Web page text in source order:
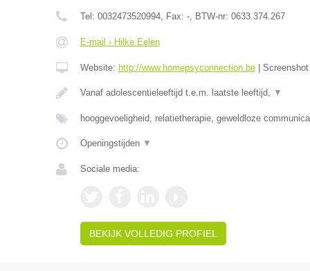
Tel: 0032473520994, Fax: -, BTW-nr: 0633.374.267
E-mail › Hilke Eelen
Website: http://www.homepsyconnection.be|
Vanaf adolescentieleeftijd t.e.m. laatste leeftijd, ▼
hooggevoeligheid, relatietherapie, geweldloze
Openingstijden ▼
Sociale media:
BEKIJK VOLLEDIG PROFIEL